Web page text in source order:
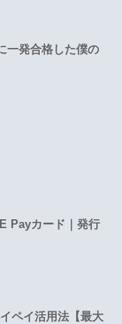
一発合格した僕の
Payカード｜発行
ペイ活用法【最大